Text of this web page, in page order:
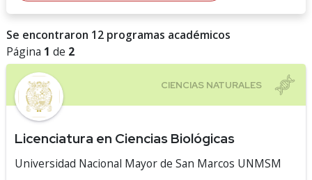
Se encontraron 12 programas académicos
Página 1 de 2
Licenciatura en Ciencias Biológicas
Universidad Nacional Mayor de San Marcos UNMSM